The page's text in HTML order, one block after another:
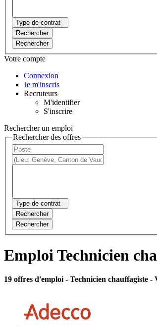
Type de contrat
Rechercher
Rechercher
Votre compte
Connexion
Je m'inscris
Recruteurs
M'identifier
S'inscrire
Rechercher un emploi
Rechercher des offres
Type de contrat
Rechercher
Rechercher
Emploi Technicien
19 offres d'emploi - Technicien chauffagiste -